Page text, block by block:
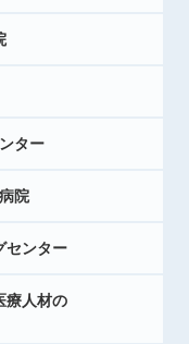
ター
院
センター
療人材の